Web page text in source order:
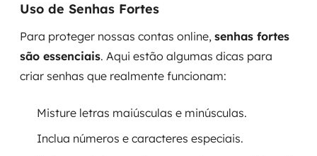
Uso de Senhas Fortes
Para proteger nossas contas online, senhas fortes
são essenciais. Aqui estão algumas dicas para
criar senhas que realmente funcionam:
Misture letras maiúsculas e minúsculas.
Inclua números e caracteres especiais.